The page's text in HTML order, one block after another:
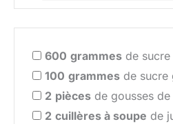
600 grammes de
100 grammes de sucre
2 pièces de gousses
2 cuillères à soupe de